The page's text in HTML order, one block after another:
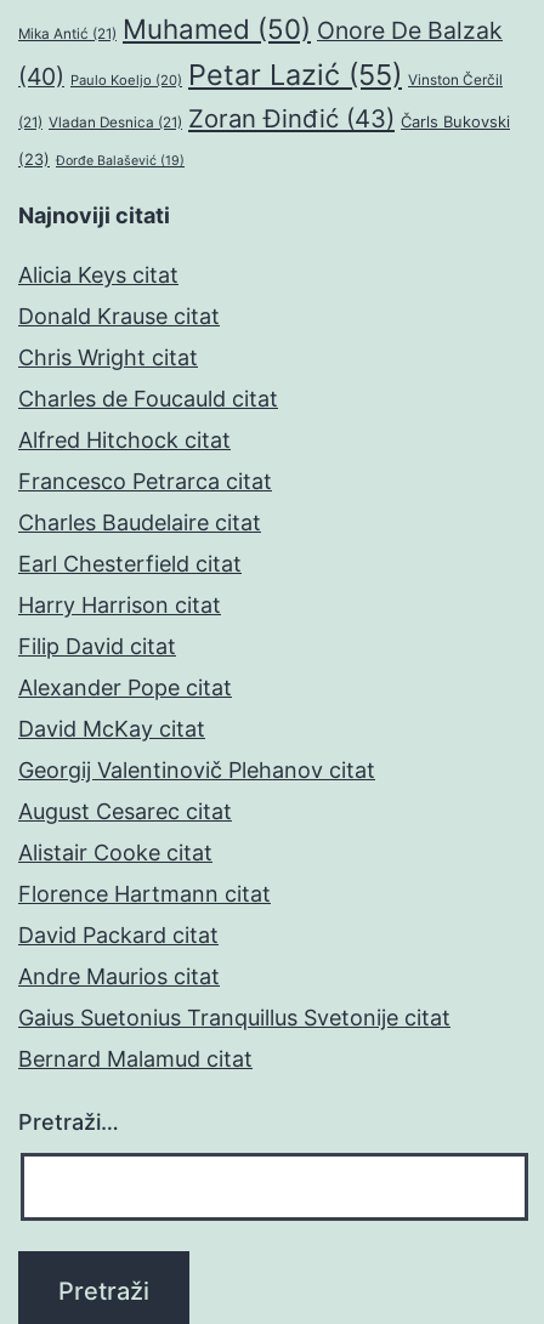
Mika Antić (21) Muhamed (50) Onore De Balzak
(40) Paulo Koeljo (20) Petar Lazić (55) Vinston Čerčil
(21) Vladan Desnica (21) Zoran Đinđić (43) Čarls Bukovski
(23) Đorđe Balašević (19)
Najnoviji citati
Alicia Keys citat
Donald Krause citat
Chris Wright citat
Charles de Foucauld citat
Alfred Hitchock citat
Francesco Petrarca citat
Charles Baudelaire citat
Earl Chesterfield citat
Harry Harrison citat
Filip David citat
Alexander Pope citat
David McKay citat
Georgij Valentinovič Plehanov citat
August Cesarec citat
Alistair Cooke citat
Florence Hartmann citat
David Packard citat
Andre Maurios citat
Gaius Suetonius Tranquillus Svetonije citat
Bernard Malamud citat
Pretraži…